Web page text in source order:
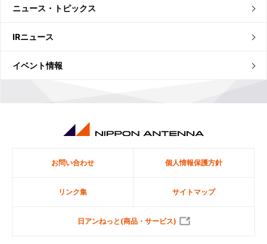
ニュース・トピックス
IRニュース
イベント情報
お問い合わせ 個人情報保護方針
リンク集 サイトマップ
日アンねっと(商品・サービス)